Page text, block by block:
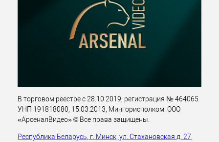
В торговом реестре с 28.10.2019, регистрация № 464065.
УНП 191818080, 15.03.2013, Мингорисполком. ООО
«АрсеналВидео» © Все права защищены.
Республика Беларусь, г. Минск, ул. Стахановская д. 27,